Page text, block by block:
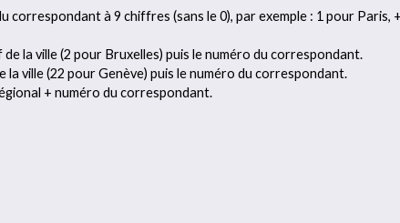
correspondant à 9 chiffres (sans le 0), par exemple : 1 pour Paris,
la ville (2 pour Bruxelles) puis le numéro du correspondant.
la ville (22 pour Genève) puis le numéro du correspondant.
+ numéro du correspondant.